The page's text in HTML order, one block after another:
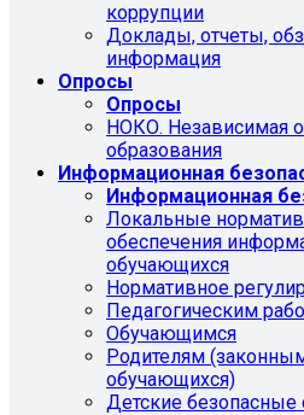
коррупции
Доклады, отчеты,
информация
Опросы
Опросы
НОКО. Независимая
образования
Информационная
Информационная
Локальные
обеспечения
обучающихся
Нормативное
Педагогическим
Обучающимся
Родителям
обучающихся)
Детские безопасные